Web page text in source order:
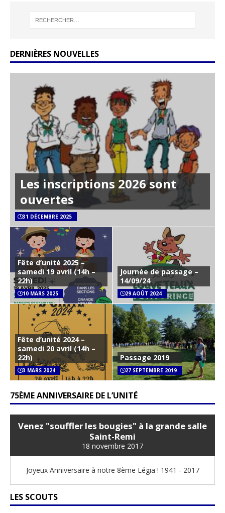
DERNIÈRES NOUVELLES
Les inscriptions 2026 sont
ouvertes
31 DÉCEMBRE 2025
Fête d’unité 2025 –
samedi 19 avril (14h –
22h)
10 MARS 2025
Journée de passage –
14/09/24
29 AOÛT 2024
Fête d’unité 2024 –
samedi 20 avril (14h –
22h)
3 MARS 2024
Passage 2019
27 SEPTEMBRE 2019
75ÈME ANNIVERSAIRE DE L’UNITÉ
Venez "souffler les bougies" à la grande salle
Saint-Remi
18 novembre 2017
Joyeux Anniversaire à notre 8ème Légia ! 1941 - 2017
LES SCOUTS